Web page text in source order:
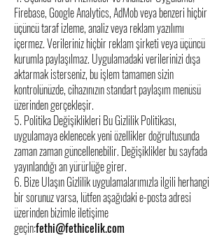
Firebase, Google Analytics, AdMob veya benzeri hiçbir
üçüncü taraf izleme, analiz veya reklam yazılımı
içermez. Verileriniz hiçbir reklam şirketi veya üçüncü
kurumla paylaşılmaz. Uygulamadaki verilerinizi dışa
aktarmak isterseniz, bu işlem tamamen sizin
kontrolünüzde, cihazınızın standart paylaşım menüsü
üzerinden gerçekleşir.
5. Politika Değişiklikleri Bu Gizlilik Politikası,
uygulamaya eklenecek yeni özellikler doğrultusunda
zaman zaman güncellenebilir. Değişiklikler bu sayfada
yayınlandığı an yürürlüğe girer.
6. Bize Ulaşın Gizlilik uygulamalarımızla ilgili herhangi
bir sorunuz varsa, lütfen aşağıdaki e-posta adresi
üzerinden bizimle iletişime
geçin:fethi@fethicelik.com